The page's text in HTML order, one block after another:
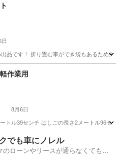
掃除用具
日
品です！ 折り畳む事ができ袋もあるため持
その他作業用
8月6日
ル39センチ はしごの長さ2メートル96セ
用品 はしご
でも車にノレル
のローンやリースが通らなくてもク